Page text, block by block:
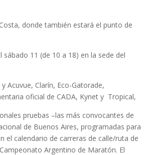
donde también estará el punto de
11 (de 10 a 18) en la sede del
Clarín, Eco-Gatorade,
oficial de CADA, Kynet y Tropical,
pruebas –las más convocantes de
de Buenos Aires, programadas para
el calendario de carreras de calle/ruta de
Argentino de Maratón. El